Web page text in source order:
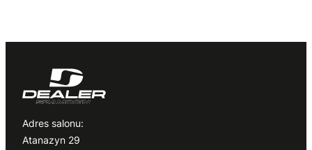
Adres salonu:
Atanazyn 29